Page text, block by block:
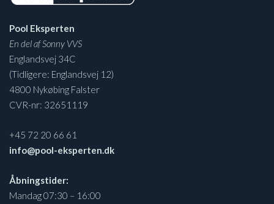
Pool Eksperten
En del af Sonny VVS
Englandsvej 34C
(Tidligere: Englandsvej 12)
4800 Nykøbing Falster
CVR-nr: 32651119
+45 72 20 66 61
info@pool-eksperten.dk
Åbningstider:
Mandag 07:30 – 16:00